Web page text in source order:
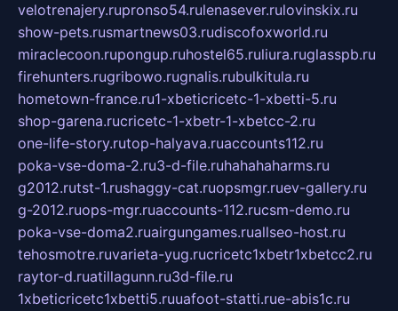
velotrenajery.rupronso54.rulenasever.rulovinskix.ru
show-pets.rusmartnews03.rudiscofoxworld.ru
miraclecoon.rupongup.ruhostel65.ruliura.ruglasspb.ru
firehunters.rugribowo.rugnalis.rubulkitula.ru
hometown-france.ru1-xbeticricetc-1-xbetti-5.ru
shop-garena.rucricetc-1-xbetr-1-xbetcc-2.ru
one-life-story.rutop-halyava.ruaccounts112.ru
poka-vse-doma-2.ru3-d-file.ruhahahaharms.ru
g2012.rutst-1.rushaggy-cat.ruopsmgr.ruev-gallery.ru
g-2012.ruops-mgr.ruaccounts-112.rucsm-demo.ru
poka-vse-doma2.ruairgungames.ruallseo-host.ru
tehosmotre.ruvarieta-yug.rucricetc1xbetr1xbetcc2.ru
raytor-d.ruatillagunn.ru3d-file.ru
1xbeticricetc1xbetti5.ruuafoot-statti.rue-abis1c.ru